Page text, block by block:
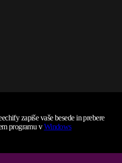
zapiše vaše besede in prebere
programu vWindows